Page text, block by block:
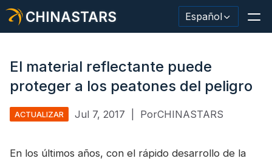
CHINASTARS Español
Ropa de seguridad
El material reflectante puede
proteger a los peatones del peligro
ACTUALIZAR Jul 7, 2017 PorCHINASTARS
En los últimos años, con el rápido desarrollo de la